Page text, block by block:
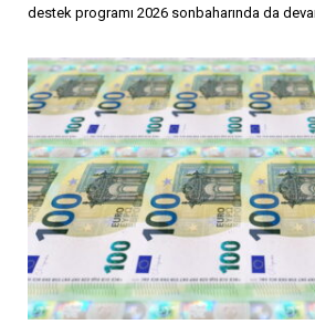
destek programı 2026 sonbaharında da